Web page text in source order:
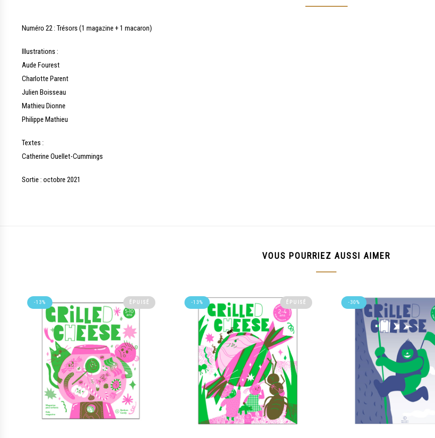
Numéro 22 : Trésors (1 magazine + 1 macaron)
Illustrations :
Aude Fourest
Charlotte Parent
Julien Boisseau
Mathieu Dionne
Philippe Mathieu
Textes :
Catherine Ouellet-Cummings
Sortie : octobre 2021
VOUS POURRIEZ AUSSI AIMER
-13% ÉPUISÉ -13% ÉPUISÉ -30%